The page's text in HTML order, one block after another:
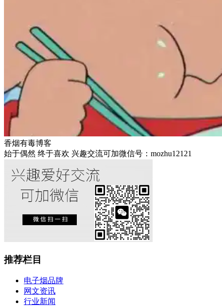
香烟有毒博客
始于偶然 终于喜欢 兴趣交流可加微信号：mozhu12121
推荐栏目
电子烟品牌
网文资讯
行业新闻